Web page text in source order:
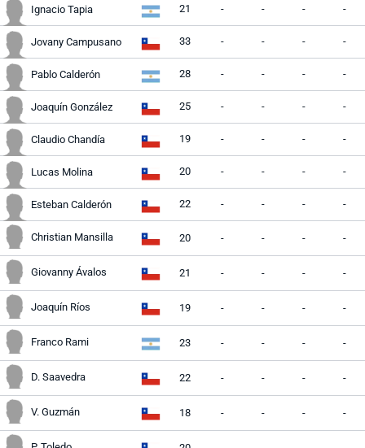
Ignacio Tapia 21 - - - -
Jovany Campusano 33 - - - -
Pablo Calderón 28 - - - -
Joaquín González 25 - - - -
Claudio Chandía 19 - - - -
Lucas Molina 20 - - - -
Esteban Calderón 22 - - - -
Christian Mansilla 20 - - - -
Giovanny Ávalos 21 - - - -
Joaquín Ríos 19 - - - -
Franco Rami 23 - - - -
D. Saavedra 22 - - - -
V. Guzmán 18 - - - -